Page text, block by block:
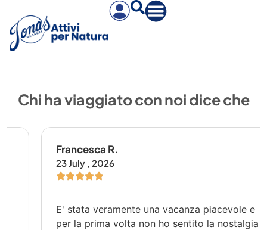
Chi ha viaggiato con noi dice che
Francesca R.
23 July , 2026
E' stata veramente una vacanza piacevole e
per la prima volta non ho sentito la nostalgia